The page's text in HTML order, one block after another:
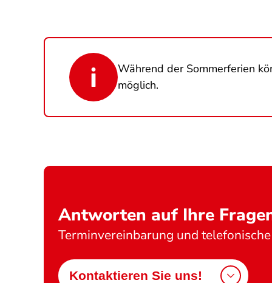
Während der Sommerferien
möglich.
Antworten auf Ihre
Terminvereinbarung und
Kontaktieren Sie uns!